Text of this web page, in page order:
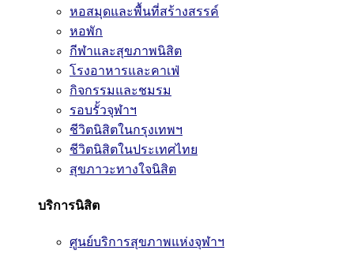
หอสมุดและพื้นที่สร้างสรรค์
หอพัก
กีฬาและสุขภาพนิสิต
โรงอาหารและคาเฟ่
กิจกรรมและชมรม
รอบรั้วจุฬาฯ
ชีวิตนิสิตในกรุงเทพฯ
ชีวิตนิสิตในประเทศไทย
สุขภาวะทางใจนิสิต
บริการนิสิต
ศูนย์บริการสุขภาพแห่งจุฬาฯ